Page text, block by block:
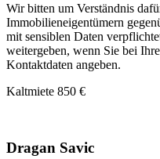
Wir bitten um Verständnis
Immobilieneigentümern
mit sensiblen Daten
weitergeben, wenn Sie bei
Kontaktdaten angeben.
Kaltmiete 850 €
Dragan Savic